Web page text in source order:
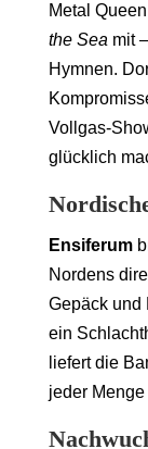
Metal
the Sea mit
Hymnen.
Vollgas-
glücklich
Ensiferum
Nordens
Gepäck und
ein
liefert die
jeder